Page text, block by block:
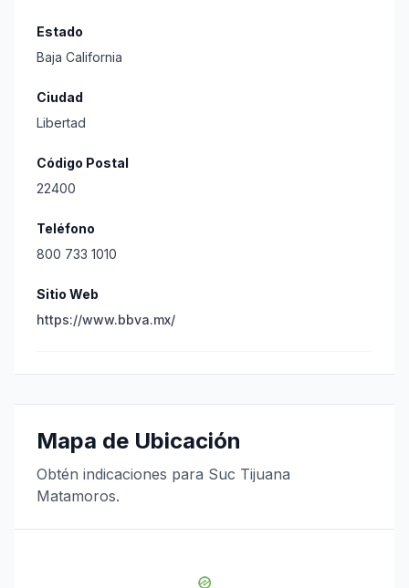
Estado
Baja California
Ciudad
Libertad
Código Postal
22400
Teléfono
800 733 1010
Sitio Web
https://www.bbva.mx/
Mapa de Ubicación
Obtén indicaciones para Suc Tijuana
Matamoros.